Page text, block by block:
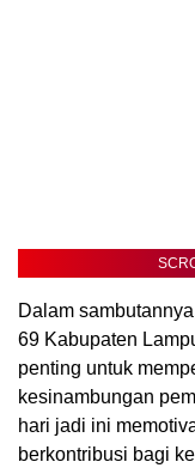
Dalam
69 Kabupaten
penting untuk
kesinambungan
hari jadi ini
berkontribusi bagi